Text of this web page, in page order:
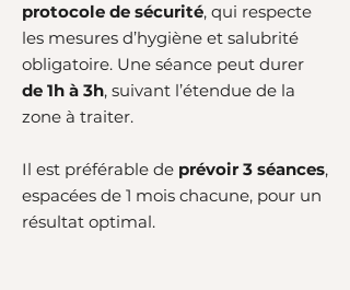
protocole de sécurité, qui respecte
les mesures d’hygiène et salubrité
obligatoire. Une séance peut durer
de 1h à 3h, suivant l’étendue de la
zone à traiter.
Il est préférable de prévoir 3 séances,
espacées de 1 mois chacune, pour un
résultat optimal.